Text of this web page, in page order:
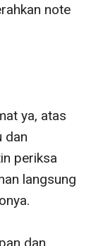
note
ya, atas
dan
periksa
langsung
dan